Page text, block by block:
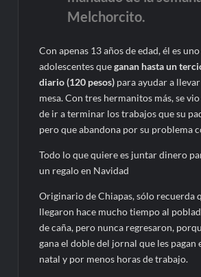
Melchorcito.
Con apenas 13 años de edad, él es
adolescentes queganan hasta un
diario (120 pesos) para ayudar a
mesa. Con tres hermanitos más, se
de ir a terminar los trabajos que su
pero que abandona por su problema
Todo lo que quiere es juntar dinero
un regalo en Navidad
Originario de Chiapas, sólo recuerda
llegaron hace mucho tiempo al
de caña, pero nunca regresaron,
gana el doble del jornal que les pagan
natal y por menos horas de trabajo.